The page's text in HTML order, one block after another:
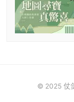
© 2025 仗